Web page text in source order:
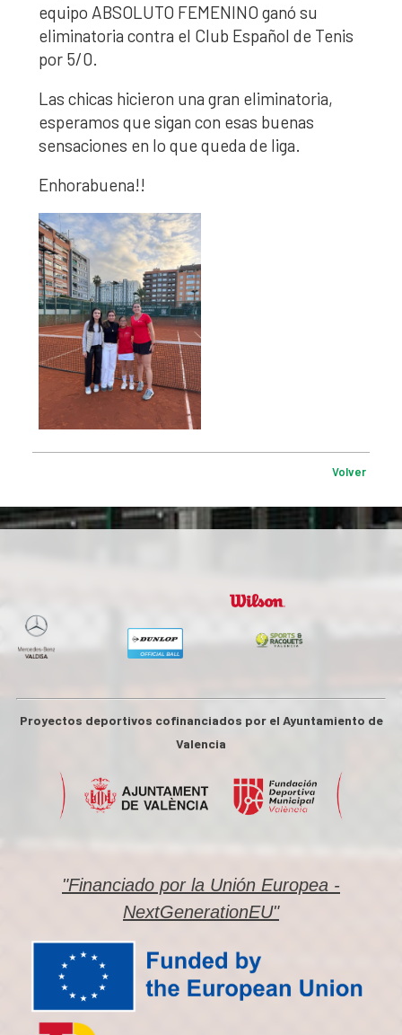
equipo ABSOLUTO FEMENINO ganó su
eliminatoria contra el Club Español de Tenis
por 5/0.
Las chicas hicieron una gran eliminatoria,
esperamos que sigan con esas buenas
sensaciones en lo que queda de liga.
Enhorabuena!!
Volver
Proyectos deportivos cofinanciados por el Ayuntamiento de
Valencia
"Financiado por la Unión Europea -
NextGenerationEU"